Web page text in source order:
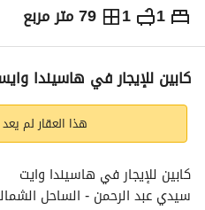
1
1 79 متر مربع ج.م450,000شهرياً
الاماكن القريبة
كابين للإيجار في هاسيندا
هذا العقار لم
كابين للإيجار في هاسيندا وايت
سيدي عبد الرحمن - الساحل